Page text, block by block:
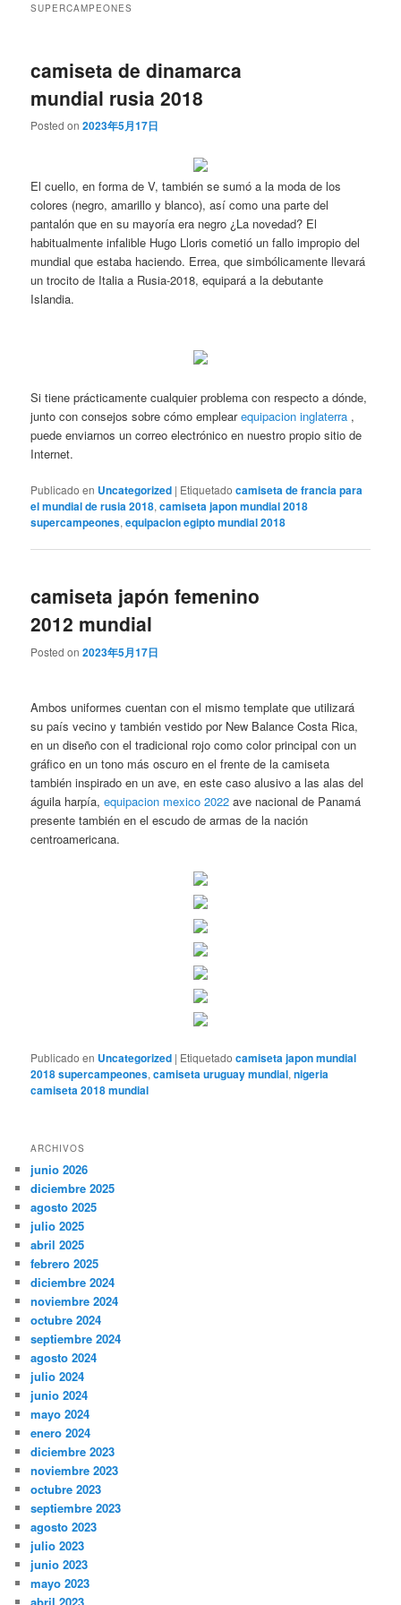
SUPERCAMPEONES
camiseta de dinamarca
mundial rusia 2018
Posted on2023年5月17日
El cuello, en forma de V, también se sumó a la moda de los
colores (negro, amarillo y blanco), así como una parte del
pantalón que en su mayoría era negro ¿La novedad? El
habitualmente infalible Hugo Lloris cometió un fallo impropio del
mundial que estaba haciendo. Errea, que simbólicamente llevará
un trocito de Italia a Rusia-2018, equipará a la debutante
Islandia.
Si tiene prácticamente cualquier problema con respecto a dónde,
junto con consejos sobre cómo emplearequipacion inglaterra ,
puede enviarnos un correo electrónico en nuestro propio sitio de
Internet.
Publicado en Uncategorized | Etiquetado camiseta de francia para
el mundial de rusia 2018,camiseta japon mundial 2018
supercampeones,equipacion egipto mundial 2018
camiseta japón femenino
2012 mundial
Posted on2023年5月17日
Ambos uniformes cuentan con el mismo template que utilizará
su país vecino y también vestido por New Balance Costa Rica,
en un diseño con el tradicional rojo como color principal con un
gráfico en un tono más oscuro en el frente de la camiseta
también inspirado en un ave, en este caso alusivo a las alas del
águila harpía,equipacion mexico 2022 ave nacional de Panamá
presente también en el escudo de armas de la nación
centroamericana.
Publicado en Uncategorized | Etiquetado camiseta japon mundial
2018 supercampeones,camiseta uruguay mundial,nigeria
camiseta 2018 mundial
ARCHIVOS
junio 2026
diciembre 2025
agosto 2025
julio 2025
abril 2025
febrero 2025
diciembre 2024
noviembre 2024
octubre 2024
septiembre 2024
agosto 2024
julio 2024
junio 2024
mayo 2024
enero 2024
diciembre 2023
noviembre 2023
octubre 2023
septiembre 2023
agosto 2023
julio 2023
junio 2023
mayo 2023
abril 2023